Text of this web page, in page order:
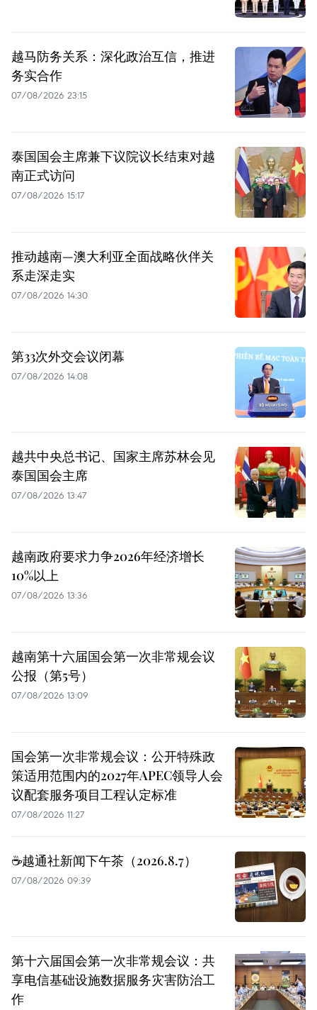
越马防务关系：深化政治互信，推进
务实合作
07/08/2026 23:15
泰国国会主席兼下议院议长结束对越
南正式访问
07/08/2026 15:17
推动越南—澳大利亚全面战略伙伴关
系走深走实
07/08/2026 14:30
第33次外交会议闭幕
07/08/2026 14:08
越共中央总书记、国家主席苏林会见
泰国国会主席
07/08/2026 13:47
越南政府要求力争2026年经济增长
10%以上
07/08/2026 13:36
越南第十六届国会第一次非常规会议
公报（第5号）
07/08/2026 13:09
国会第一次非常规会议：公开特殊政
策适用范围内的2027年APEC领导人会
议配套服务项目工程认定标准
07/08/2026 11:27
☕️越通社新闻下午茶（2026.8.7）
07/08/2026 09:39
第十六届国会第一次非常规会议：共
享电信基础设施数据服务灾害防治工
作